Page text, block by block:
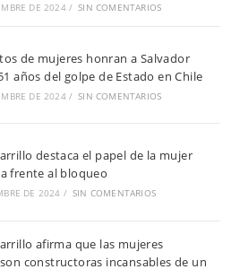
DE 2024 / SIN COMENTARIOS
de mujeres honran a Salvador
años del golpe de Estado en Chile
DE 2024 / SIN COMENTARIOS
destaca el papel de la mujer
frente al bloqueo
DE 2024 / SIN COMENTARIOS
afirma que las mujeres
constructoras incansables de un